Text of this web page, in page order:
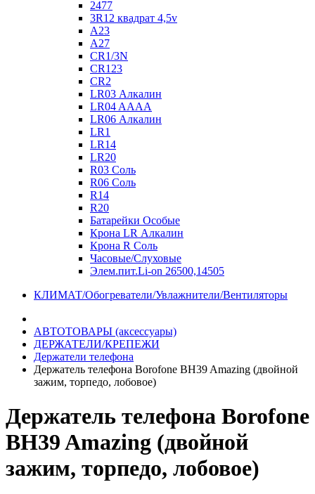
2477
3R12 квадрат 4,5v
A23
A27
CR1/3N
CR123
CR2
LR03 Алкалин
LR04 AAAA
LR06 Алкалин
LR1
LR14
LR20
R03 Соль
R06 Соль
R14
R20
Батарейки Особые
Крона LR Алкалин
Крона R Соль
Часовые/Слуховые
Элем.пит.Li-on 26500,14505
КЛИМАТ/Обогреватели/Увлажнители/Вентиляторы
АВТОТОВАРЫ (аксессуары)
ДЕРЖАТЕЛИ/КРЕПЕЖИ
Держатели телефона
Держатель телефона Borofone BH39 Amazing (двойной
зажим, торпедо, лобовое)
Держатель телефона Borofone
BH39 Amazing (двойной
зажим, торпедо, лобовое)